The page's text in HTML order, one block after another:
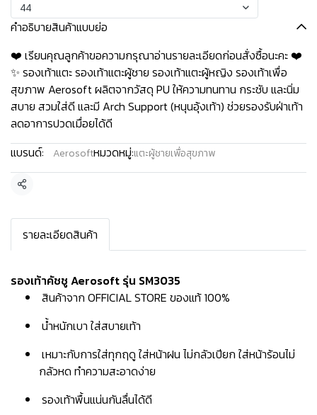
44
คำอธิบายสินค้าแบบย่อ
❤️ เรียนคุณลูกค้าขอความกรุณาอ่านรายละเอียดก่อนสั่งซื้อนะคะ️️ ️❤️
✨ รองเท้าแตะ รองเท้าแตะผู้ชาย รองเท้าแตะผู้หญิง รองเท้าเพื่อ
สุขภาพ Aerosoft ผลิตจากวัสดุ PU ให้ความทนทาน กระชับ และนิ่ม
สบาย สวมใส่ดี และมี Arch Support (หนุนอุ้งเท้า) ช่วยรองรับฝ่าเท้า
ลดอาการปวดเมื่อยได้ดี
แบรนด์:
Aerosoftหมวดหมู่:แตะผู้ชายเพื่อสุขภาพ
แชร์
รายละเอียดสินค้า
รองเท้าคัชชู Aerosoft รุ่น SM3035
สินค้าจาก OFFICIAL STORE ของแท้ 100%
น้ำหนักเบา ใส่สบายเท้า
เหมาะกับการใส่ทุกฤดู ใส่หน้าฝน ไม่กลัวเปียก ใส่หน้าร้อนไม่
กลัวหด ทำความสะอาดง่าย
รองเท้าพื้นแน่นกันลื่นได้ดี